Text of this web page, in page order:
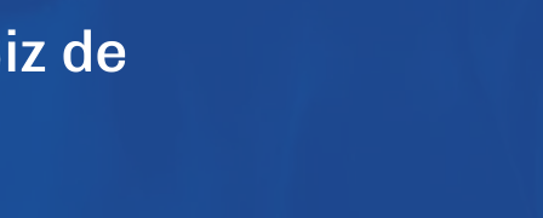
de